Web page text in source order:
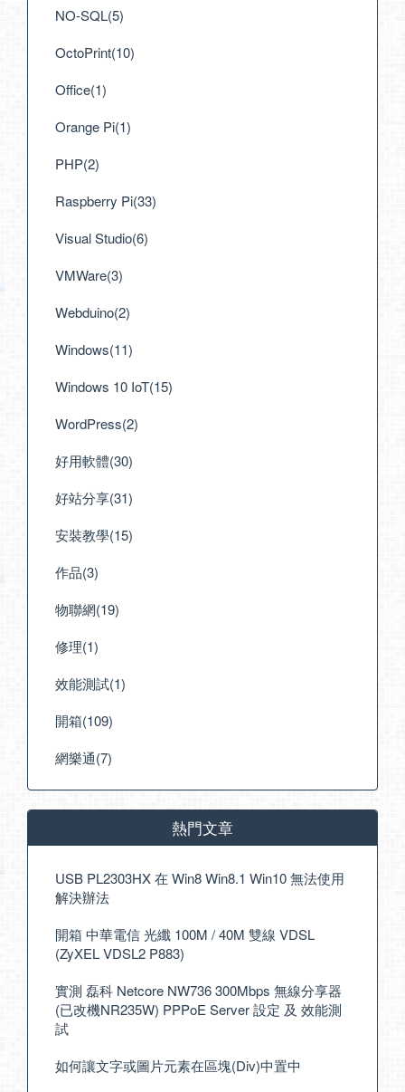
NO-SQL(5)
OctoPrint(10)
Office(1)
Orange Pi(1)
PHP(2)
Raspberry Pi(33)
Visual Studio(6)
VMWare(3)
Webduino(2)
Windows(11)
Windows 10 IoT(15)
WordPress(2)
好用軟體(30)
好站分享(31)
安裝教學(15)
作品(3)
物聯網(19)
修理(1)
效能測試(1)
開箱(109)
網樂通(7)
熱門文章
USB PL2303HX 在 Win8 Win8.1 Win10 無法使用
解決辦法
開箱 中華電信 光纖 100M / 40M 雙線 VDSL
(ZyXEL VDSL2 P883)
實測 磊科 Netcore NW736 300Mbps 無線分享器
(已改機NR235W) PPPoE Server 設定 及 效能測
試
如何讓文字或圖片元素在區塊(Div)中置中